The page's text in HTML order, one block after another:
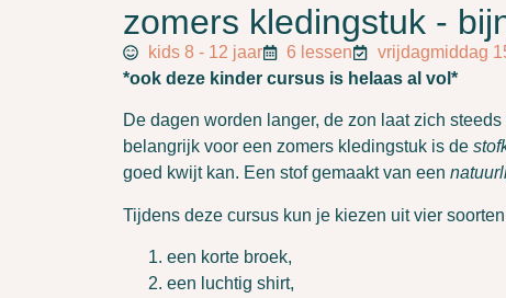
zomers kledingstuk -
kids 8 - 12 jaar 6 lessen vrijdagmiddag
*ook deze kinder cursus is helaas al vol*
De dagen worden langer, de zon laat zich
belangrijk voor een zomers kledingstuk is de
goed kwijt kan. Een stof gemaakt van een
Tijdens deze cursus kun je kiezen uit vier
een korte broek,
een luchtig shirt,